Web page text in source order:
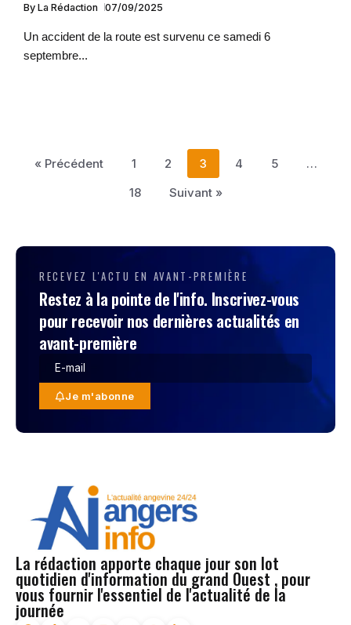
By La Rédaction 07/09/2025
Un accident de la route est survenu ce samedi 6
septembre...
« Précédent 1 2 3 4 5
…
18
Suivant »
RECEVEZ L'ACTU EN AVANT-PREMIÈRE
Restez à la pointe de l'info. Inscrivez-vous
pour recevoir nos dernières actualités en
avant-première
Je m'abonne
La rédaction apporte chaque jour son lot
quotidien d'information du grand Ouest , pour
vous fournir l'essentiel de l'actualité de la
journée